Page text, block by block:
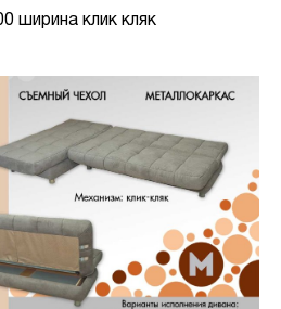
ширина клик кляк